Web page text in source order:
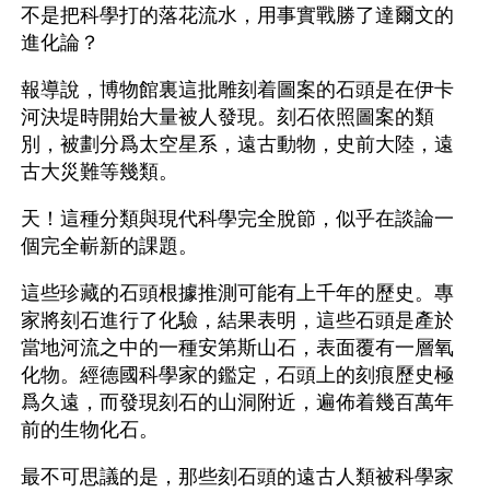
不是把科學打的落花流水，用事實戰勝了達爾文的
進化論？
報導說，博物館裏這批雕刻着圖案的石頭是在伊卡
河決堤時開始大量被人發現。刻石依照圖案的類
別，被劃分爲太空星系，遠古動物，史前大陸，遠
古大災難等幾類。
天！這種分類與現代科學完全脫節，似乎在談論一
個完全嶄新的課題。
這些珍藏的石頭根據推測可能有上千年的歷史。專
家將刻石進行了化驗，結果表明，這些石頭是產於
當地河流之中的一種安第斯山石，表面覆有一層氧
化物。經德國科學家的鑑定，石頭上的刻痕歷史極
爲久遠，而發現刻石的山洞附近，遍佈着幾百萬年
前的生物化石。
最不可思議的是，那些刻石頭的遠古人類被科學家